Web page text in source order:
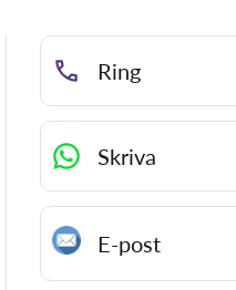
Ring
Skriva
E-post